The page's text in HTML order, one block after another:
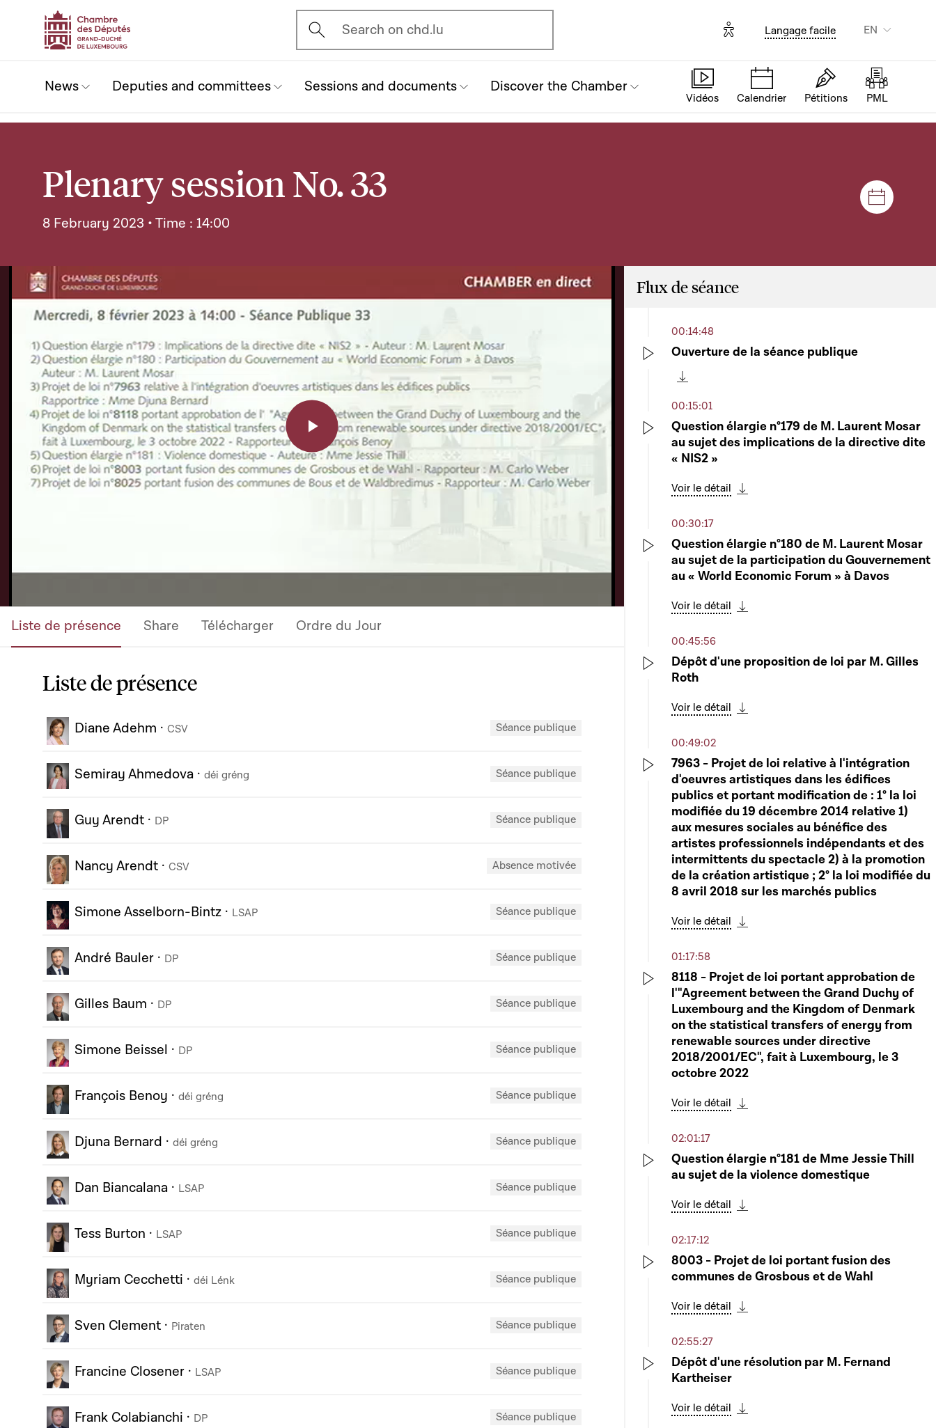
Ouvrir l'écran de recherche
Search on chd.lu Options d'accessibilité
Langage facile EN
News Deputies and committees Sessions and documents Discover the Chamber
Vidéos Calendrier Pétitions PML
Plenary session No. 33
8 February 2023 • Time : 14:00
Sessions
Play
Video
Liste de présence Share Télécharger Ordre du Jour
Liste de présence
Diane Adehm · CSV Séance publique
Semiray Ahmedova · déi gréng Séance publique
Guy Arendt · DP Séance publique
Nancy Arendt · CSV Absence motivée
Simone Asselborn-Bintz · LSAP Séance publique
André Bauler · DP Séance publique
Gilles Baum · DP Séance publique
Simone Beissel · DP Séance publique
François Benoy · déi gréng Séance publique
Djuna Bernard · déi gréng Séance publique
Dan Biancalana · LSAP Séance publique
Tess Burton · LSAP Séance publique
Myriam Cecchetti · déi Lénk Séance publique
Sven Clement · Piraten Séance publique
Francine Closener · LSAP Séance publique
Frank Colabianchi · DP Séance publique
Flux de séance
00:14:48
Ouverture de la séance publique
00:15:01
Question élargie n°179 de M. Laurent Mosar
au sujet des implications de la directive dite
« NIS2 »
Voir le détail
Play
00:30:17
Question élargie n°180 de M. Laurent Mosar
au sujet de la participation du Gouvernement
au « World Economic Forum » à Davos
Voir le détail
Play
00:45:56
Dépôt d'une proposition de loi par M. Gilles
Roth
Voir le détail
Play
00:49:02
7963 - Projet de loi relative à l'intégration
d'oeuvres artistiques dans les édifices
publics et portant modification de : 1° la loi
modifiée du 19 décembre 2014 relative 1)
aux mesures sociales au bénéfice des
artistes professionnels indépendants et des
intermittents du spectacle 2) à la promotion
de la création artistique ; 2° la loi modifiée du
8 avril 2018 sur les marchés publics
Voir le détail
01:17:58
8118 - Projet de loi portant approbation de
l'"Agreement between the Grand Duchy of
Luxembourg and the Kingdom of Denmark
on the statistical transfers of energy from
renewable sources under directive
2018/2001/EC", fait à Luxembourg, le 3
octobre 2022
Voir le détail
Play
02:01:17
Question élargie n°181 de Mme Jessie Thill
au sujet de la violence domestique
Voir le détail
Play
02:17:12
8003 - Projet de loi portant fusion des
communes de Grosbous et de Wahl
Voir le détail
02:55:27
Dépôt d'une résolution par M. Fernand
Kartheiser
Voir le détail
Play